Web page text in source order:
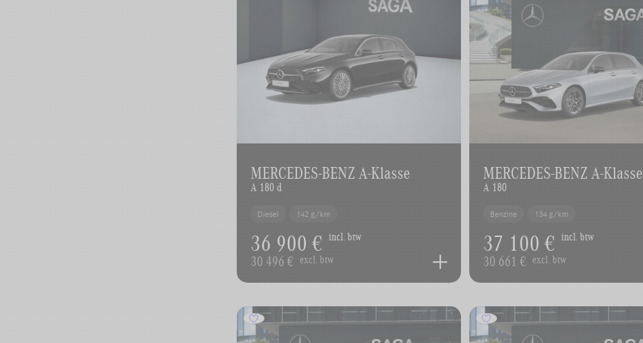
MERCEDES-BENZ A-Klasse
A 180 d
Diesel 142 g/km
36 900 € incl. btw
30 496 € excl. btw
MERCEDES-BENZ A-Klasse
A 180
Benzine 134 g/km
37 100 € incl. btw
30 661 € excl. btw